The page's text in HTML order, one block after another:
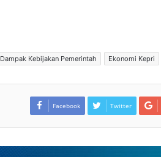
Dampak Kebijakan Pemerintah Ekonomi Kepri
Facebook Twitter